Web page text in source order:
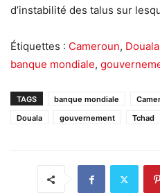
d’instabilité des talus sur
Étiquettes : Cameroun, Douala
banque mondiale,
TAGS banque mondiale
Douala
gouvernement Tchad